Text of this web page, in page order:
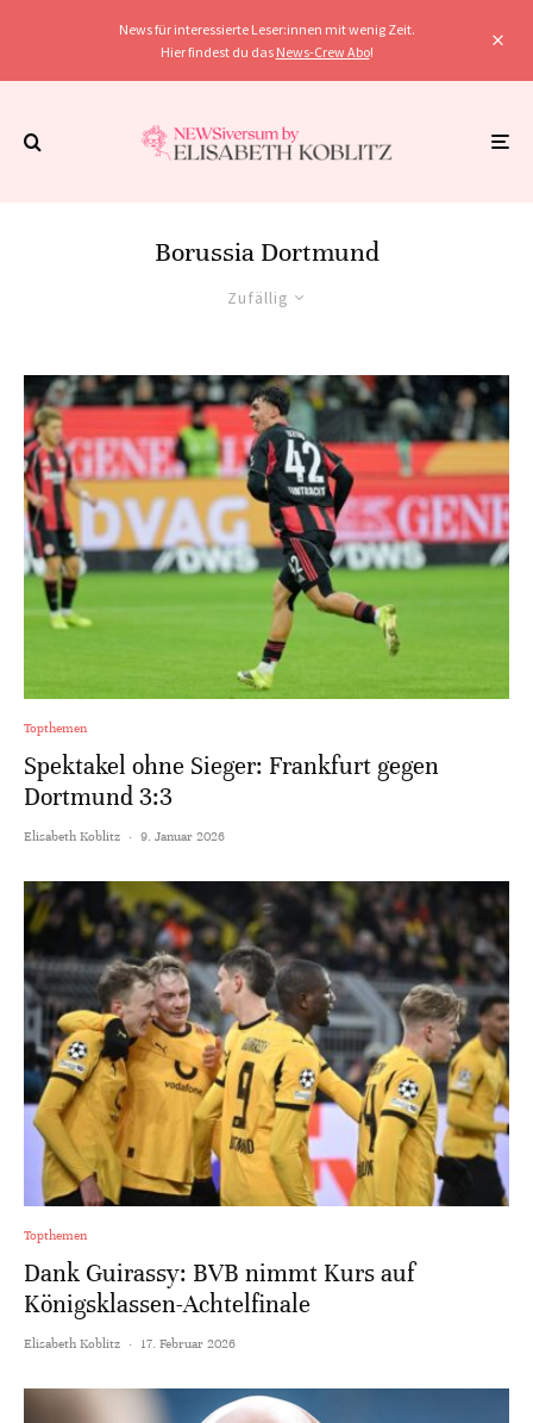
News für interessierte Leser:innen mit wenig Zeit.
Hier findest du das News-Crew Abo!
Borussia Dortmund
Zufällig
Topthemen
Spektakel ohne Sieger: Frankfurt gegen
Dortmund 3:3
Elisabeth Koblitz · 9. Januar 2026
Topthemen
Dank Guirassy: BVB nimmt Kurs auf
Königsklassen-Achtelfinale
Elisabeth Koblitz · 17. Februar 2026